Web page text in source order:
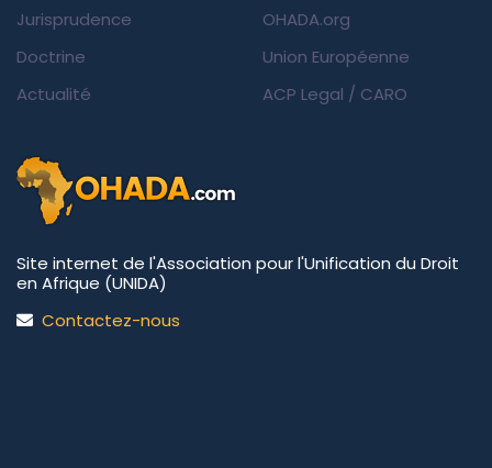
Jurisprudence
Doctrine
Actualité
OHADA.org
Union Européenne
ACP Legal / CARO
Site internet de l'Association pour l'Unification du Droit
en Afrique (UNIDA)
Contactez-nous